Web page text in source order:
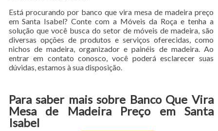
Está procurando por banco que vira mesa de madeira preço
em Santa Isabel? Conte com a Móveis da Roça e tenha a
solução que você busca do setor de móveis de madeira, são
diversas opções de produtos e serviços oferecidas, como
nichos de madeira, organizador e painéis de madeira. Ao
entrar em contato conosco, você poderá esclarecer suas
dúvidas, estamos à sua disposição.
Para saber mais sobre Banco Que Vira
Mesa de Madeira Preço em Santa
Isabel